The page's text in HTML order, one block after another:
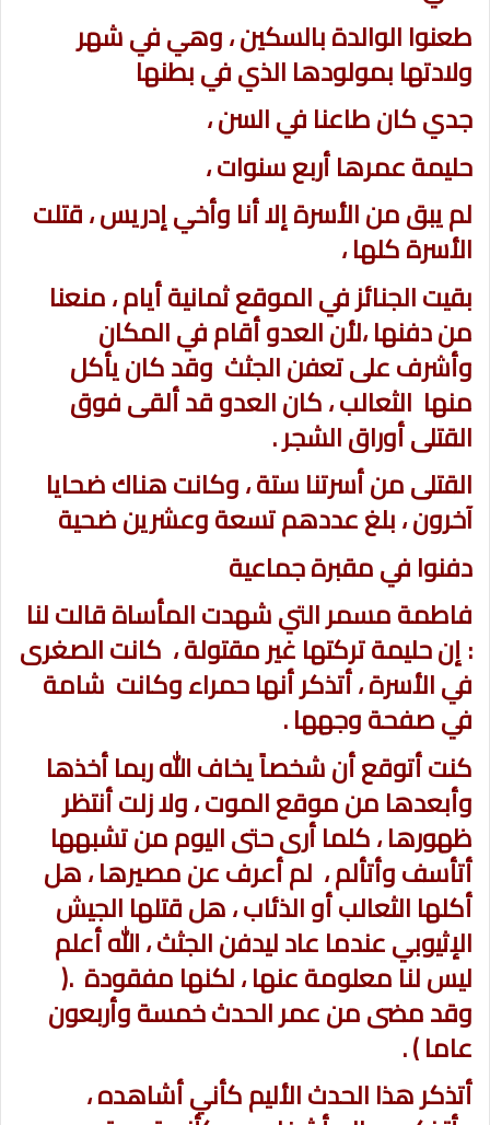
طعنوا الوالدة بالسكين ، وهي في شهر
ولادتها بمولودها الذي في بطنها
جدي كان طاعنا في السن ،
حليمة عمرها أربع سنوات ،
لم يبق من الأسرة إلا أنا وأخي إدريس ، قتلت
الأسرة كلها ،
بقيت الجنائز في الموقع ثمانية أيام ، منعنا
من دفنها ،لأن العدو أقام في المكان
وأشرف على تعفن الجثث وقد كان يأكل
منها الثعالب ، كان العدو قد ألقى فوق
القتلى أوراق الشجر .
القتلى من أسرتنا ستة ، وكانت هناك ضحايا
آخرون ، بلغ عددهم تسعة وعشرين ضحية
دفنوا في مقبرة جماعية
فاطمة مسمر التي شهدت المأساة قالت لنا
: إن حليمة تركتها غير مقتولة ، كانت الصغرى
في الأسرة ، أتذكر أنها حمراء وكانت شامة
في صفحة وجهها .
كنت أتوقع أن شخصاً يخاف الله ربما أخذها
وأبعدها من موقع الموت ، ولا زلت أنتظر
ظهورها ، كلما أرى حتى اليوم من تشبهها
أتأسف وأتألم ، لم أعرف عن مصيرها ، هل
أكلها الثعالب أو الذئاب ، هل قتلها الجيش
الإثيوبي عندما عاد ليدفن الجثث ، الله أعلم
ليس لنا معلومة عنها ، لكنها مفقودة .(
وقد مضى من عمر الحدث خمسة وأربعون
عاما ) .
أتذكر هذا الحدث الأليم كأني أشاهده ،